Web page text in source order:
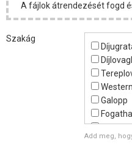
A fájlok átrendezését fogd
Szakág
Western
Galopp
Add meg,